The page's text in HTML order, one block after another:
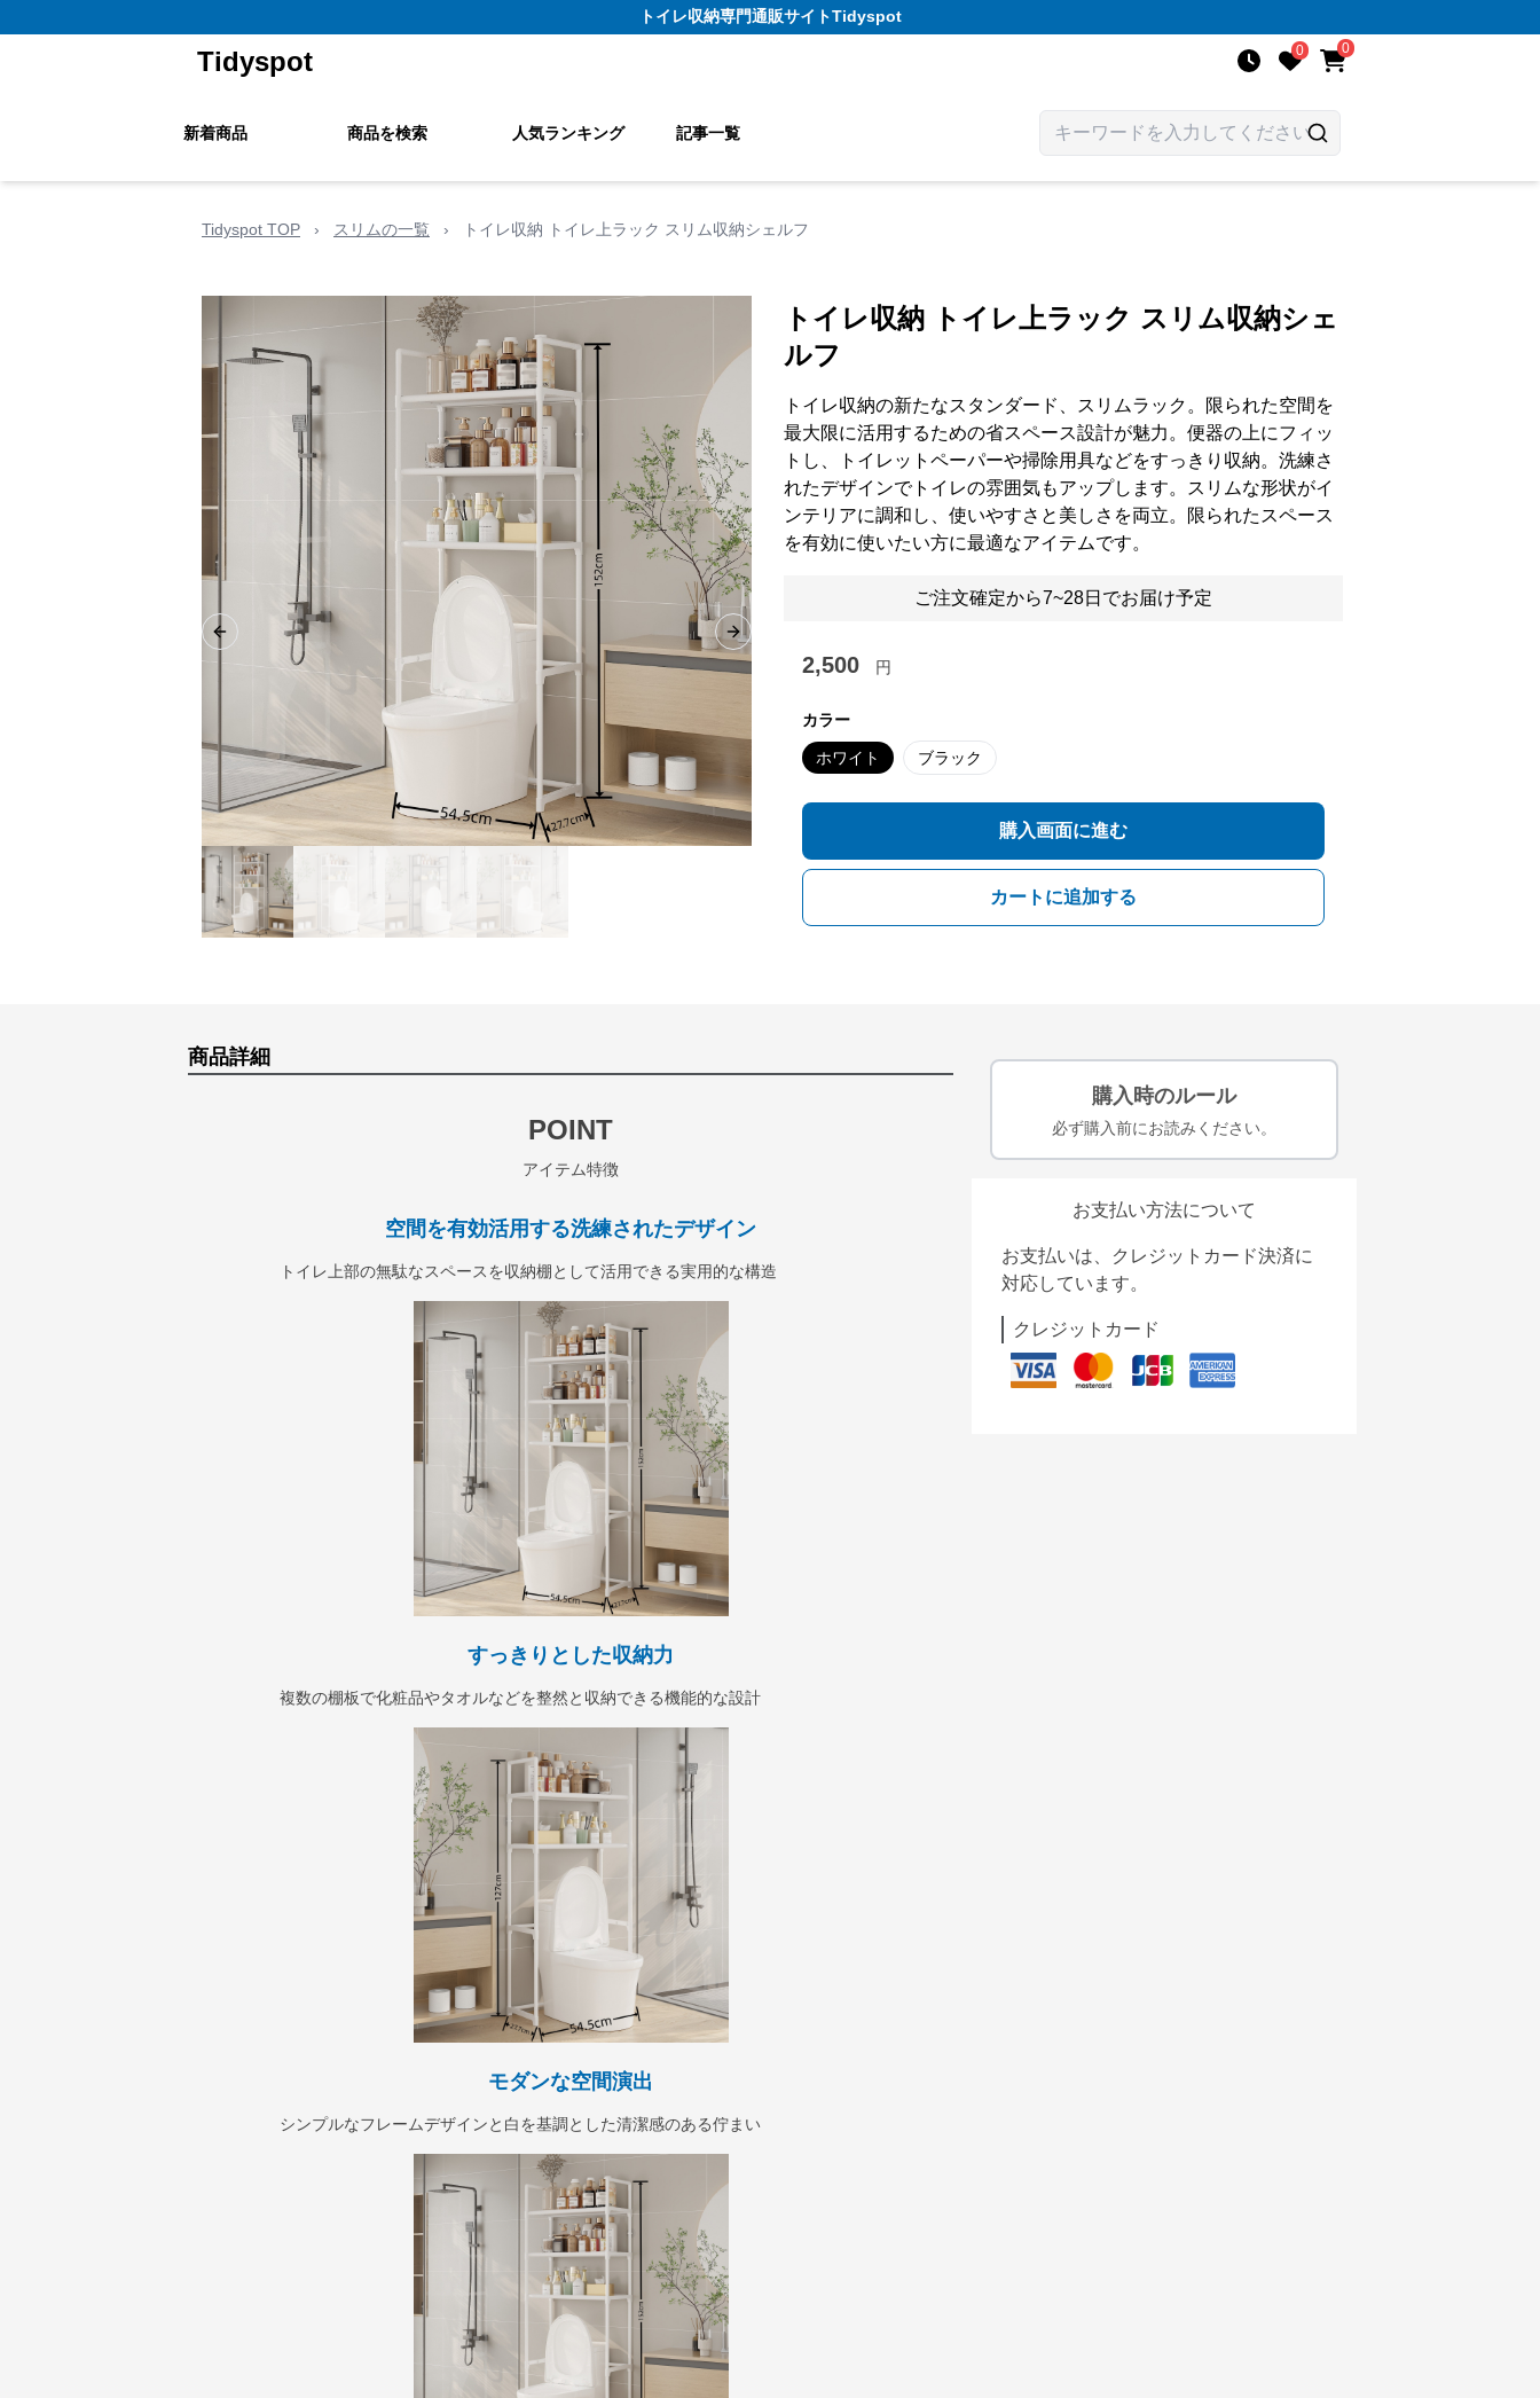
トイレ収納専門通販サイトTidyspot
Tidyspot 0 0
新着商品 商品を検索 人気ランキング 記事一覧
Tidyspot TOP › スリムの一覧 › トイレ収納 トイレ上ラック スリム収納シェルフ
Previous slide Next slide
トイレ収納 トイレ上ラック スリム収納シェ
ルフ
トイレ収納の新たなスタンダード、スリムラック。限られた空間を
最大限に活用するための省スペース設計が魅力。便器の上にフィッ
トし、トイレットペーパーや掃除用具などをすっきり収納。洗練さ
れたデザインでトイレの雰囲気もアップします。スリムな形状がイ
ンテリアに調和し、使いやすさと美しさを両立。限られたスペース
を有効に使いたい方に最適なアイテムです。
ご注文確定から7~28日でお届け予定
2,500 円
カラー
ホワイト ブラック
購入画面に進む
カートに追加する
商品詳細
POINT
アイテム特徴
空間を有効活用する洗練されたデザイン
トイレ上部の無駄なスペースを収納棚として活用できる実用的な構造
すっきりとした収納力
複数の棚板で化粧品やタオルなどを整然と収納できる機能的な設計
モダンな空間演出
シンプルなフレームデザインと白を基調とした清潔感のある佇まい
購入時のルール
必ず購入前にお読みください。
お支払い方法について
お支払いは、クレジットカード決済に
対応しています。
クレジットカード